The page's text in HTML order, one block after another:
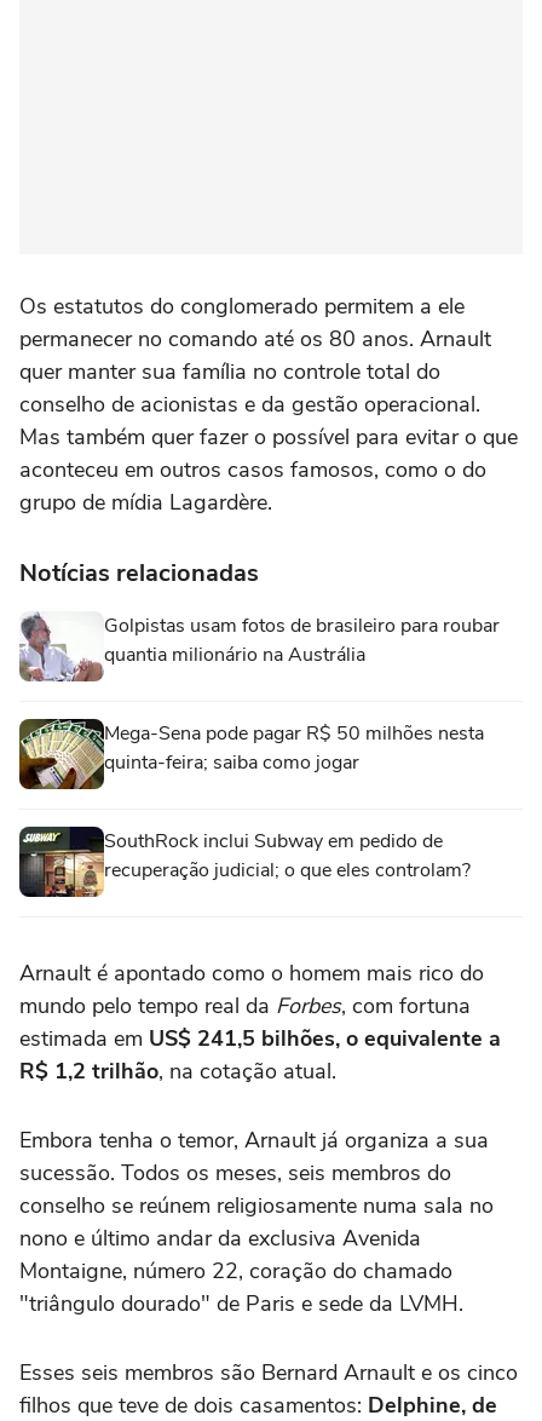
Os estatutos do conglomerado permitem a ele
permanecer no comando até os 80 anos. Arnault
quer manter sua família no controle total do
conselho de acionistas e da gestão operacional.
Mas também quer fazer o possível para evitar o que
aconteceu em outros casos famosos, como o do
grupo de mídia Lagardère.
Notícias relacionadas
Golpistas usam fotos de brasileiro para roubar
quantia milionário na Austrália
Mega-Sena pode pagar R$ 50 milhões nesta
quinta-feira; saiba como jogar
SouthRock inclui Subway em pedido de
recuperação judicial; o que eles controlam?
Arnault é apontado como o homem mais rico do
mundo pelo tempo real da Forbes, com fortuna
estimada em US$ 241,5 bilhões, o equivalente a
R$ 1,2 trilhão, na cotação atual.
Embora tenha o temor, Arnault já organiza a sua
sucessão. Todos os meses, seis membros do
conselho se reúnem religiosamente numa sala no
nono e último andar da exclusiva Avenida
Montaigne, número 22, coração do chamado
"triângulo dourado" de Paris e sede da LVMH.
Esses seis membros são Bernard Arnault e os cinco
filhos que teve de dois casamentos: Delphine, de